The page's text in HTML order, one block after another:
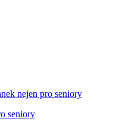
nejen pro seniory